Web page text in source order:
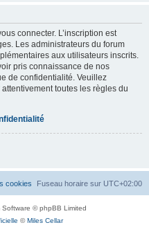
connecter. L’inscription est
Les administrateurs du forum
aux utilisateurs inscrits.
pris connaissance de nos
de confidentialité. Veuillez
toutes les règles du
Fuseau horaire sur UTC+02:00
cookies
Software © phpBB Limited
©Miles Cellar